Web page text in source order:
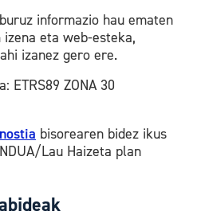
informazio hau ematen
eta web-esteka,
izanez gero ere.
ETRS89 ZONA 30
bisorearen bidez ikus
Lau Haizeta plan